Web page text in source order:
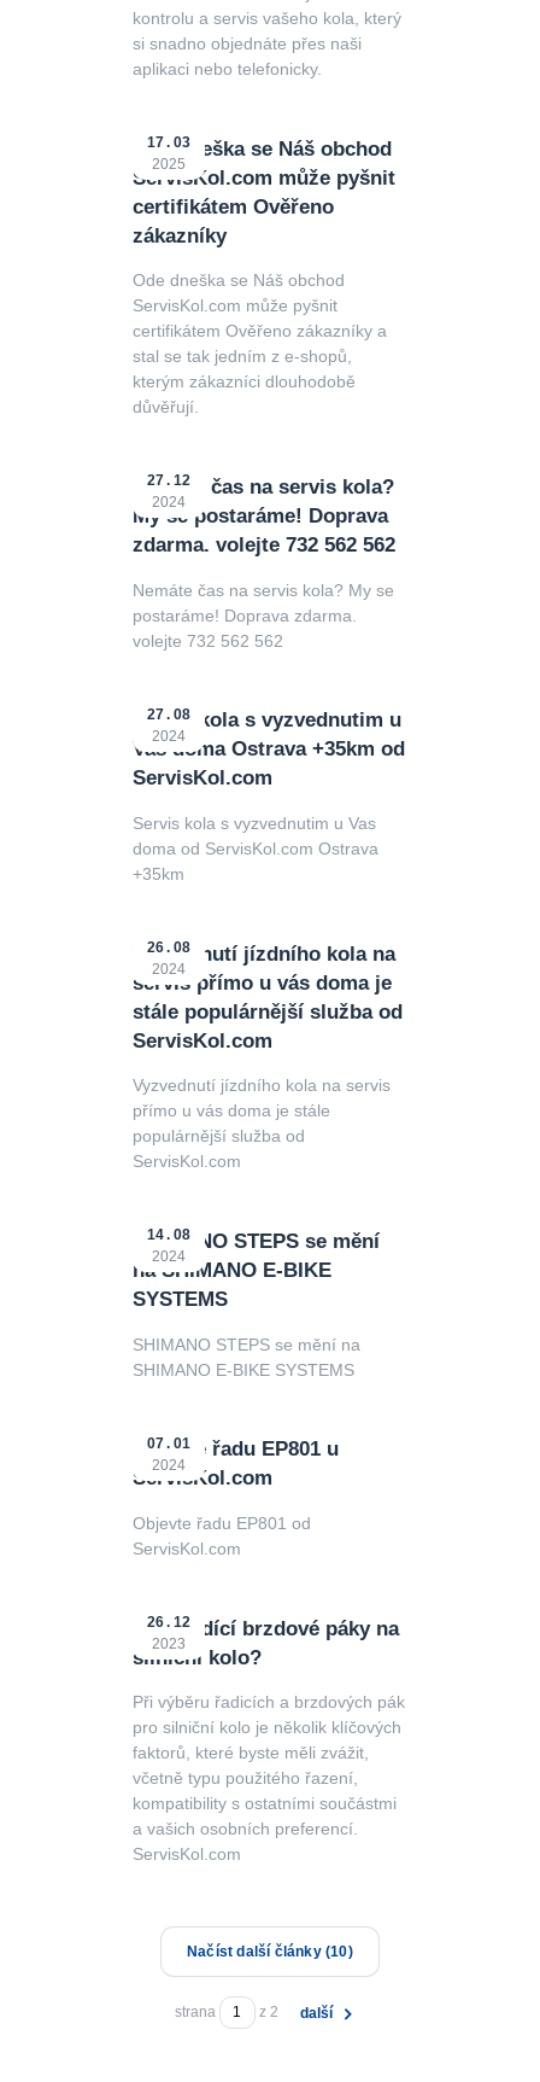
kontrolu a servis vašeho kola, který
si snadno objednáte přes naši
aplikaci nebo telefonicky.
Ode dneška se Náš obchod
ServisKol.com může pyšnit
certifikátem Ověřeno
zákazníky
17
03
2025
Ode dneška se Náš obchod
ServisKol.com může pyšnit
certifikátem Ověřeno zákazníky a
stal se tak jedním z e-shopů,
kterým zákazníci dlouhodobě
důvěřují.
Nemáte čas na servis kola?
My se postaráme! Doprava
zdarma. volejte 732 562 562
27
12
2024
Nemáte čas na servis kola? My se
postaráme! Doprava zdarma.
volejte 732 562 562
Servis kola s vyzvednutim u
Vas doma Ostrava +35km od
ServisKol.com
27
08
2024
Servis kola s vyzvednutim u Vas
doma od ServisKol.com Ostrava
+35km
Vyzvednutí jízdního kola na
servis přímo u vás doma je
stále populárnější služba od
ServisKol.com
26
08
2024
Vyzvednutí jízdního kola na servis
přímo u vás doma je stále
populárnější služba od
ServisKol.com
SHIMANO STEPS se mění
na SHIMANO E-BIKE
SYSTEMS
14
08
2024
SHIMANO STEPS se mění na
SHIMANO E-BIKE SYSTEMS
Objevte řadu EP801 u
ServisKol.com
07
01
2024
Objevte řadu EP801 od
ServisKol.com
Jaké řadící brzdové páky na
silniční kolo?
26
12
2023
Při výběru řadicích a brzdových pák
pro silniční kolo je několik klíčových
faktorů, které byste měli zvážit,
včetně typu použitého řazení,
kompatibility s ostatními součástmi
a vašich osobních preferencí.
ServisKol.com
Načíst další články (10)
strana z 2 další